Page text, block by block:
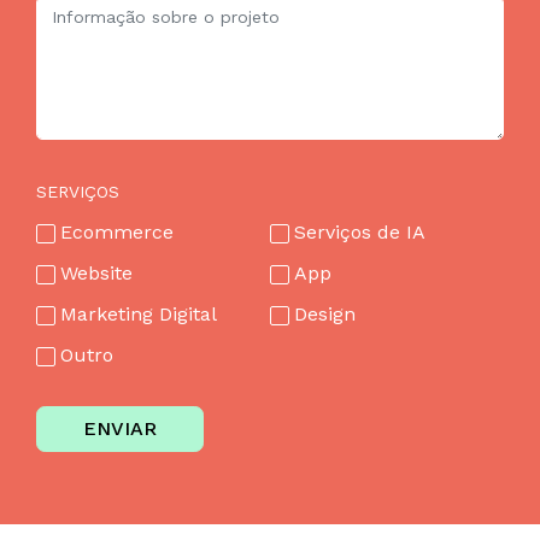
SERVIÇOS
Ecommerce
Serviços de IA
Website
App
Marketing Digital
Design
Outro
ENVIAR